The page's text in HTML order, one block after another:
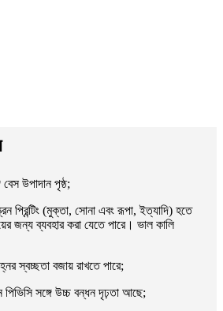
উপাদান পৃষ্ঠ;
প্রিন্টিং (মুক্তা, সোনা এবং রূপা, ইত্যাদি) হতে
জন্য ব্যবহার করা যেতে পারে। ভাল কালি
স্বচ্ছতা বজায় রাখতে পারে;
পিভিসি সঙ্গে উচ্চ বন্ধন দৃঢ়তা আছে;